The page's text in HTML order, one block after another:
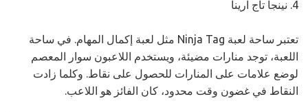
4. نينجا تاج ارينا
تعتبر ساحة لعبة Ninja Tag مثل لعبة إكمال المهام. في ساحة
اللعبة، توجد منارات مضيئة، ويستخدم اللاعبون سوار المعصم
لوضع علامات على المنارات للحصول على نقاط. وكلما زادت
النقاط في غضون وقت محدود، كان الفائز هو اللاعب.